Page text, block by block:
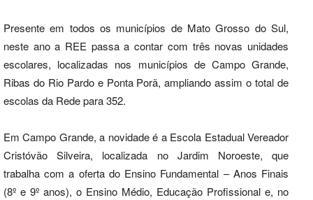
Presente em todos os municípios de Mato Grosso do Sul,
neste ano a REE passa a contar com três novas unidades
escolares, localizadas nos municípios de Campo Grande,
Ribas do Rio Pardo e Ponta Porã, ampliando assim o total de
escolas da Rede para 352.
Em Campo Grande, a novidade é a Escola Estadual Vereador
Cristóvão Silveira, localizada no Jardim Noroeste, que
trabalha com a oferta do Ensino Fundamental – Anos Finais
(8º e 9º anos), o Ensino Médio, Educação Profissional e, no